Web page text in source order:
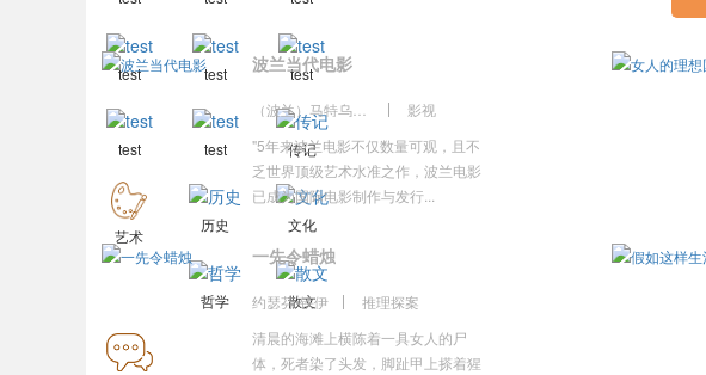
test test test
test test 传记
艺术
历史 文化
哲学 散文
波兰当代电影
影视
"5年来波兰电影不仅数量可观，且不
乏世界顶级艺术水准之作，波兰电影
已成为国际电影制作与发行...
一先令蜡烛
约瑟芬•铁伊
推理探案
清晨的海滩上横陈着一具女人的尸
体，死者染了头发，脚趾甲上搽着猩